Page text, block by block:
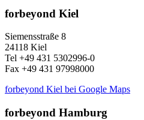
forbeyond Kiel
Siemensstraße 8
24118 Kiel
Tel +49 431 5302996-0
Fax +49 431 97998000
forbeyond Kiel bei Google Maps
forbeyond Hamburg